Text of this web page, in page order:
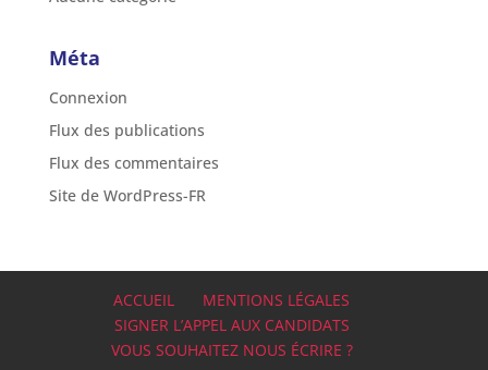
Méta
Connexion
Flux des publications
Flux des commentaires
Site de WordPress-FR
ACCUEIL
MENTIONS LÉGALES
SIGNER L’APPEL AUX CANDIDATS
VOUS SOUHAITEZ NOUS ÉCRIRE ?